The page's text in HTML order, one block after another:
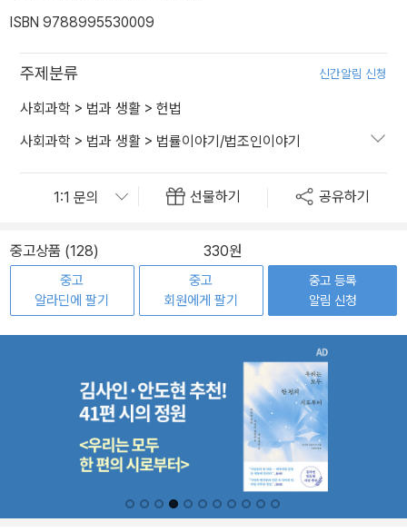
ISBN 9788995530009
주제분류 신간알림 신청
사회과학 > 법과 생활 > 헌법
사회과학 > 법과 생활 > 법률이야기/법조인이야기
선물하기 공유하기
중고상품 (128) 330원
중고
알라딘에 팔기
중고
회원에게 팔기
중고 등록
알림 신청